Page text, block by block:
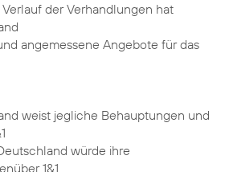
der Verhandlungen hat
angemessene Angebote für das
weist jegliche Behauptungen und
würde ihre
1&1